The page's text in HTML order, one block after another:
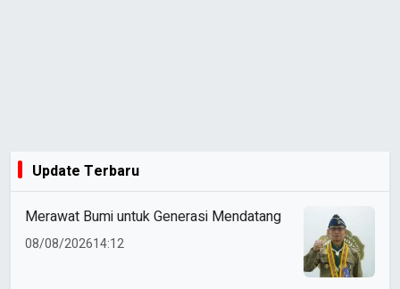
Update Terbaru
Merawat Bumi untuk Generasi Mendatang
08/08/202614:12